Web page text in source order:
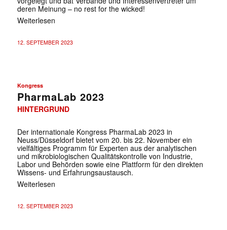
deren Meinung – no rest for the wicked!
Weiterlesen
12. SEPTEMBER 2023
Kongress
PharmaLab 2023
HINTERGRUND
Der internationale Kongress PharmaLab 2023 in
Neuss/Düsseldorf bietet vom 20. bis 22. November ein
vielfältiges Programm für Experten aus der ­analytischen
und mikrobiologischen Qualitätskontrolle von ­Industrie,
Labor und Behörden sowie eine Plattform für den ­direkten
Wissens- und Erfahrungsaustausch.
Weiterlesen
12. SEPTEMBER 2023